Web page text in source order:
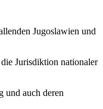
Jugoslawien und
Jurisdiktion nationaler
und auch deren